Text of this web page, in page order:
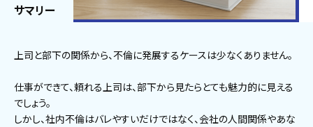
サマリー
上司と部下の関係から、不倫に発展するケースは少なくありません。
仕事ができて、頼れる上司は、部下から見たらとても魅力的に見える
でしょう。
しかし、社内不倫はバレやすいだけではなく、会社の人間関係やあな